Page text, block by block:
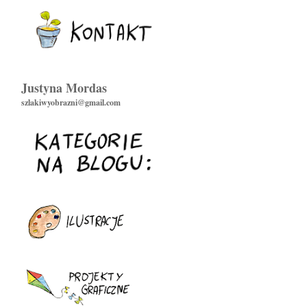
Justyna Mordas
szlakiwyobrazni@gmail.com